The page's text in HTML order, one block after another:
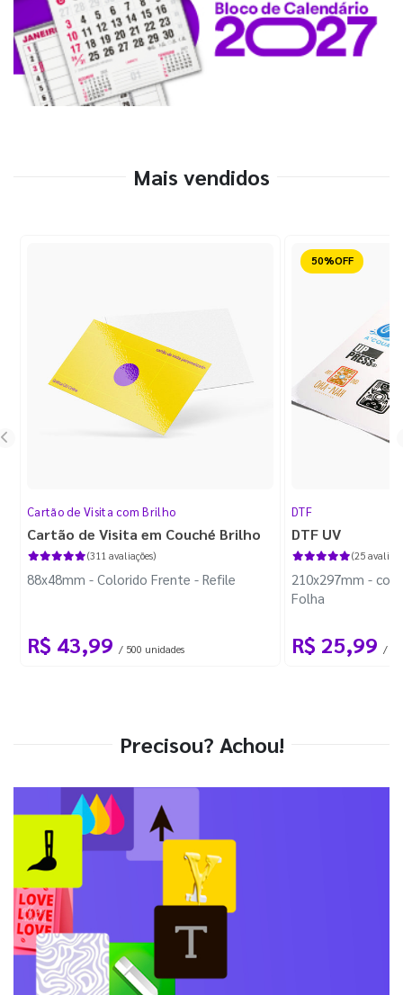
Mais vendidos
Cartão de Visita com Brilho
Cartão de Visita em Couché Brilho
(311 avaliações)
88x48mm - Colorido Frente - Refile
R$ 43,99 / 500 unidades
Reduzido
DTF
DTF UV
(25
210x297mm -
Folha
R$ 25,99 / 1
Precisou? Achou!